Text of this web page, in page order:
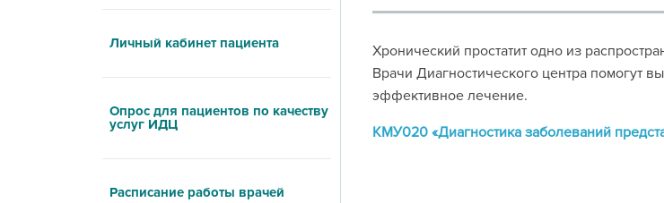
Личный кабинет пациента
Опрос для пациентов по качеству
услуг ИДЦ
Расписание работы врачей
Хронический простатит одно из
Врачи Диагностического центра помогут
эффективное лечение.
КМУ020 «Диагностика заболеваний